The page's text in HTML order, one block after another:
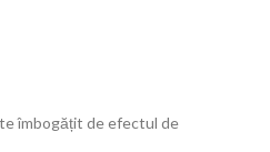
îmbogățit de efectul de